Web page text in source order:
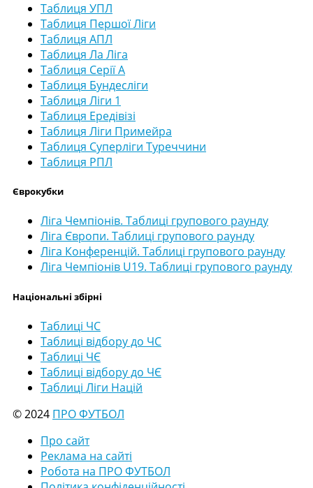
Таблиця УПЛ
Таблиця Першої Ліги
Таблиця АПЛ
Таблиця Ла Ліга
Таблиця Серії А
Таблиця Бундесліги
Таблиця Ліги 1
Таблиця Ередівізі
Таблиця Ліги Примейра
Таблиця Суперліги Туреччини
Таблиця РПЛ
Єврокубки
Ліга Чемпіонів. Таблиці групового раунду
Ліга Європи. Таблиці групового раунду
Ліга Конференцій. Таблиці групового раунду
Ліга Чемпіонів U19. Таблиці групового раунду
Національні збірні
Таблиці ЧС
Таблиці відбору до ЧС
Таблиці ЧЄ
Таблиці відбору до ЧЄ
Таблиці Ліги Націй
© 2024 ПРО ФУТБОЛ
Про сайт
Реклама на сайті
Робота на ПРО ФУТБОЛ